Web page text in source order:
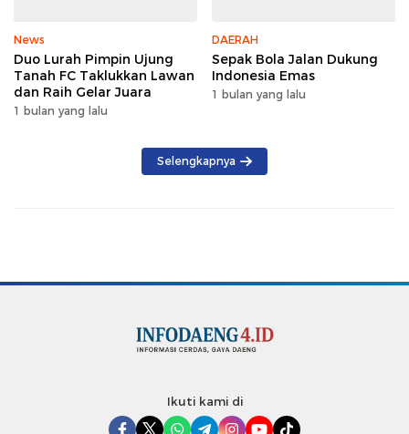
News
Duo Lurah Pimpin Ujung
Tanah FC Taklukkan Lawan
dan Raih Gelar Juara
1 bulan yang lalu
DAERAH
Sepak Bola Jalan Dukung
Indonesia Emas
1 bulan yang lalu
Selengkapnya
Ikuti kami di